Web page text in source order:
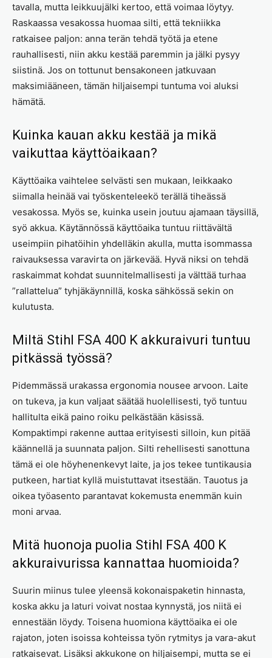
tavalla, mutta leikkuujälki kertoo, että voimaa löytyy.
Raskaassa vesakossa huomaa silti, että tekniikka
ratkaisee paljon: anna terän tehdä työtä ja etene
rauhallisesti, niin akku kestää paremmin ja jälki pysyy
siistinä. Jos on tottunut bensakoneen jatkuvaan
maksimiääneen, tämän hiljaisempi tuntuma voi aluksi
hämätä.
Kuinka kauan akku kestää ja mikä
vaikuttaa käyttöaikaan?
Käyttöaika vaihtelee selvästi sen mukaan, leikkaako
siimalla heinää vai työskenteleekö terällä tiheässä
vesakossa. Myös se, kuinka usein joutuu ajamaan täysillä,
syö akkua. Käytännössä käyttöaika tuntuu riittävältä
useimpiin pihatöihin yhdelläkin akulla, mutta isommassa
raivauksessa varavirta on järkevää. Hyvä niksi on tehdä
raskaimmat kohdat suunnitelmallisesti ja välttää turhaa
”rallattelua” tyhjäkäynnillä, koska sähkössä sekin on
kulutusta.
Miltä Stihl FSA 400 K akkuraivuri tuntuu
pitkässä työssä?
Pidemmässä urakassa ergonomia nousee arvoon. Laite
on tukeva, ja kun valjaat säätää huolellisesti, työ tuntuu
hallitulta eikä paino roiku pelkästään käsissä.
Kompaktimpi rakenne auttaa erityisesti silloin, kun pitää
käännellä ja suunnata paljon. Silti rehellisesti sanottuna
tämä ei ole höyhenenkevyt laite, ja jos tekee tuntikausia
putkeen, hartiat kyllä muistuttavat itsestään. Tauotus ja
oikea työasento parantavat kokemusta enemmän kuin
moni arvaa.
Mitä huonoja puolia Stihl FSA 400 K
akkuraivurissa kannattaa huomioida?
Suurin miinus tulee yleensä kokonaispaketin hinnasta,
koska akku ja laturi voivat nostaa kynnystä, jos niitä ei
ennestään löydy. Toisena huomiona käyttöaika ei ole
rajaton, joten isoissa kohteissa työn rytmitys ja vara-akut
ratkaisevat. Lisäksi akkukone on hiljaisempi, mutta se ei